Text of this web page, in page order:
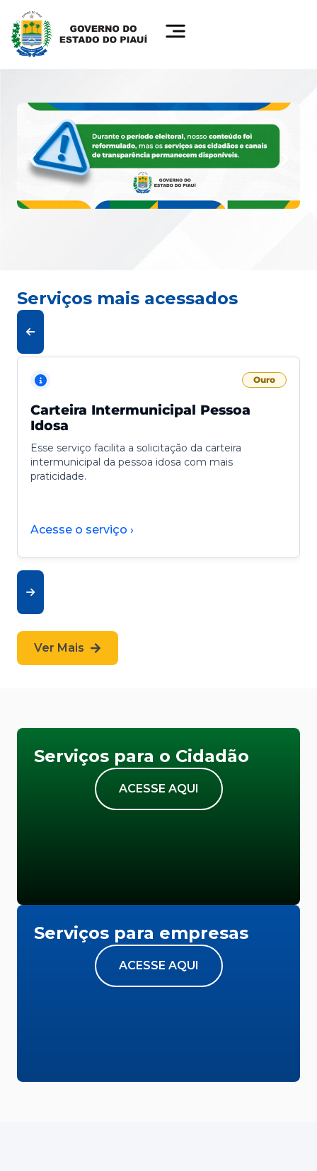
Serviços mais acessados
Ouro
Carteira Intermunicipal Pessoa
Idosa
Esse serviço facilita a solicitação da carteira
intermunicipal da pessoa idosa com mais
praticidade.
Acesse o serviço ›
Ver Mais
Serviços para o Cidadão
ACESSE AQUI
Serviços para empresas
ACESSE AQUI